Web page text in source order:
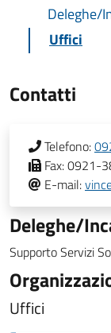
Deleghe/
Uffici
Contatti
Telefono:
Fax:0921-
E-mail:
Deleghe/
Supporto Servizi
Uffici